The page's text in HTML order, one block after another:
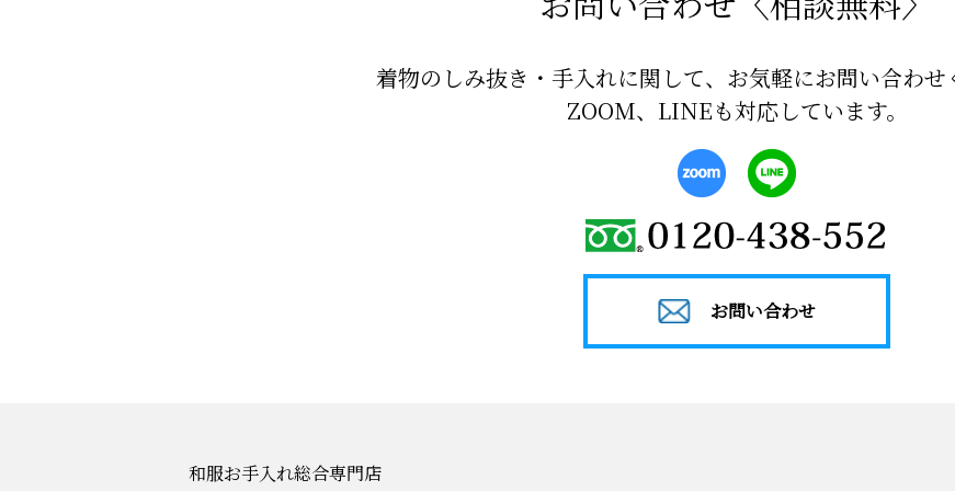
着物のしみ抜き・手入れに関して、お気軽にお問い合わせ
ZOOM、LINEも対応しています。
お問い合わせ
和服お手入れ総合専門店